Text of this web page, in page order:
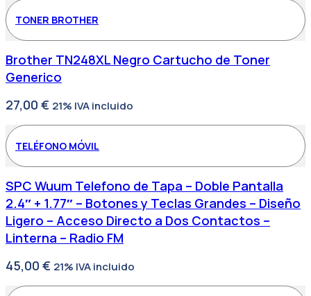
TONER BROTHER
Brother TN248XL Negro Cartucho de Toner
Generico
27,00 € 21% IVA incluido
TELÉFONO MÓVIL
SPC Wuum Telefono de Tapa – Doble Pantalla
2.4″ + 1.77″ – Botones y Teclas Grandes – Diseño
Ligero – Acceso Directo a Dos Contactos –
Linterna – Radio FM
45,00 € 21% IVA incluido